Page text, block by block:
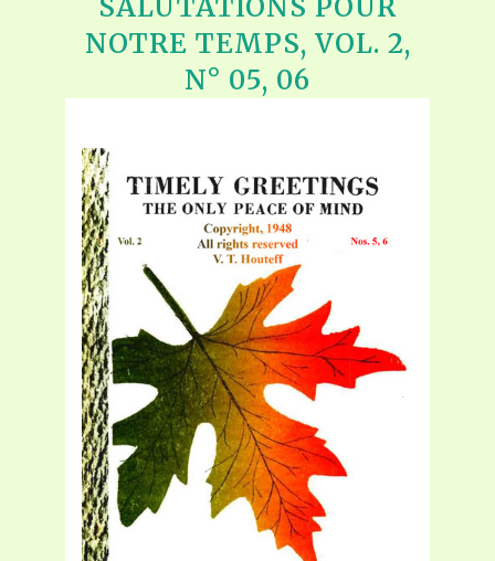
SALUTATIONS POUR
NOTRE TEMPS, VOL. 2,
N° 05, 06